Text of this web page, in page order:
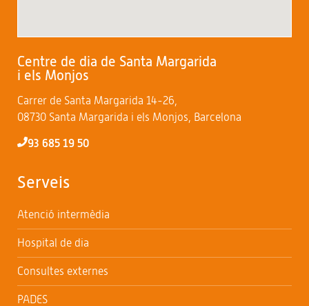
Centre de dia de Santa Margarida
i els Monjos
Carrer de Santa Margarida 14-26,
08730 Santa Margarida i els Monjos, Barcelona
93 685 19 50
Serveis
Atenció intermèdia
Hospital de dia
Consultes externes
PADES